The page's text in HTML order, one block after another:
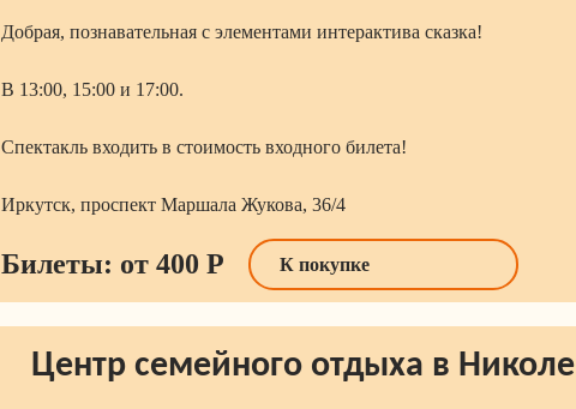
Добрая, познавательная с элементами интерактива сказка!
В 13:00, 15:00 и 17:00.
Спектакль входить в стоимость входного билета!
Иркутск, проспект Маршала Жукова, 36/4
Билеты: от 400 Р К покупке
Центр семейного отдыха в Николе